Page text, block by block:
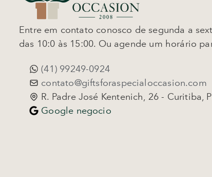
Entre em contato conosco de segunda a
das 10:0 às 15:00. Ou agende um horário
(41) 99249-0924
contato@giftsforaspecialoccasion.com
R. Padre José Kentenich, 26 - Curitiba,
Google negocio